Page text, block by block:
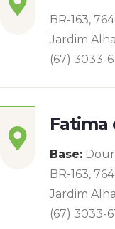
BR-163,
Jardim
(67) 3033-
Fatima
Base:
BR-163,
Jardim
(67) 3033-